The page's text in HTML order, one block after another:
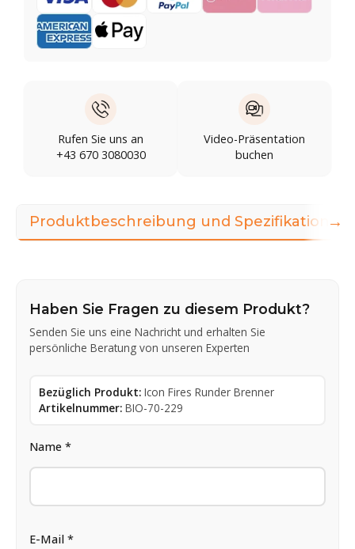
Rufen Sie uns an
+43 670 3080030
Video-Präsentation
buchen
Produktbeschreibung und Spezifikationen
Haben Sie Fragen zu diesem Produkt?
Senden Sie uns eine Nachricht und erhalten Sie
persönliche Beratung von unseren Experten
Bezüglich Produkt: Icon Fires Runder Brenner
Artikelnummer: BIO-70-229
Name *
E-Mail *
→